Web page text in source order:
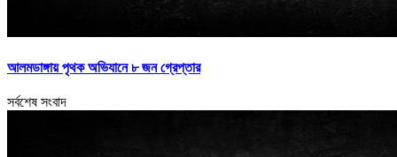
আলমডাঙ্গায় পৃথক অভিযানে ৮ জন গ্রেপ্তার
সর্বশেষ সংবাদ